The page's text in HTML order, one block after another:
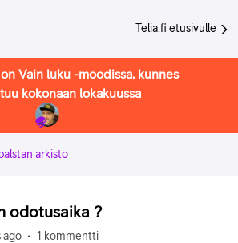
Telia.fi etusivulle
Vain luku -moodissa, kunnes
kokonaan lokakuussa
arkisto
odotusaika ?
ago 1 kommentti